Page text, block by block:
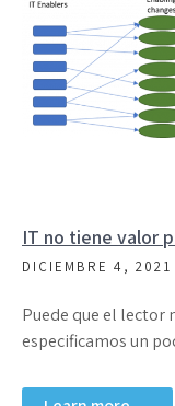
IT no tiene valor
DICIEMBRE 4, 2021
Puede que el lector
especificamos un